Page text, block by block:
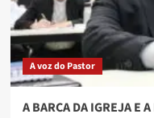
A voz do Pastor
A BARCA DA IGREJA E